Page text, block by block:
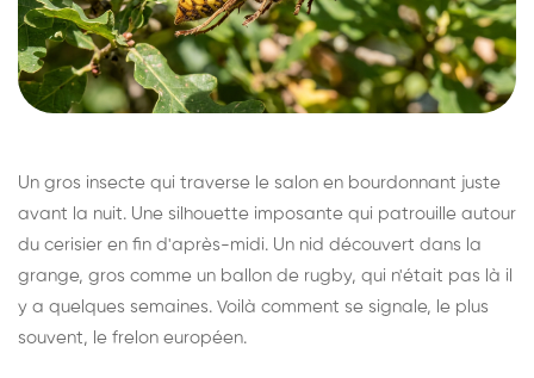
Un gros insecte qui traverse le salon en bourdonnant juste
avant la nuit. Une silhouette imposante qui patrouille autour
du cerisier en fin d'après-midi. Un nid découvert dans la
grange, gros comme un ballon de rugby, qui n'était pas là il
y a quelques semaines. Voilà comment se signale, le plus
souvent, le frelon européen.